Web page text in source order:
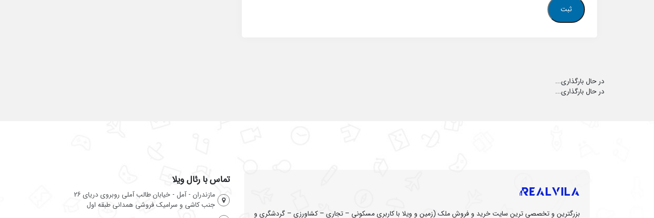
در حال بارگذاری...
در حال بارگذاری...
بزرگترین و تخصصی ترین سایت خرید و فروش ملک (زمین و ویلا با کاربری مسکونی – تجاری – کشاورزی – گردشگری و
تماس با رئال ویلا
مازندران - آمل - خیابان طالب آملی روبروی دریای 26
جنب کاشی و سرامیک فروشی همدانی طبقه اول